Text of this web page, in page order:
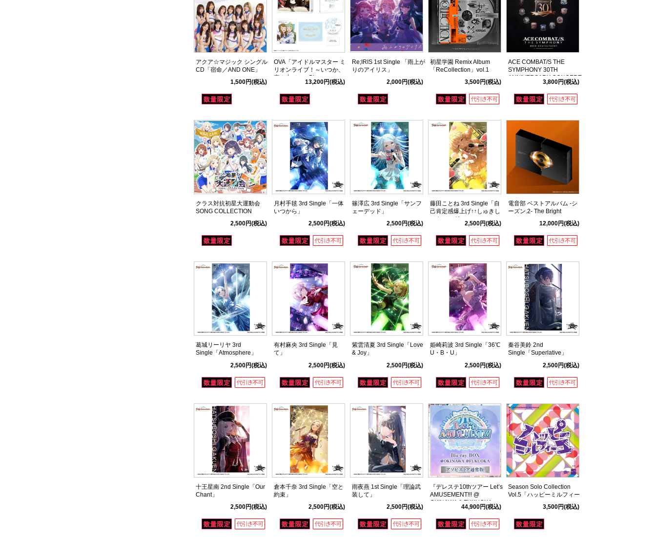
アクア☆マジック シングル
CD「宿命／AND ONE」
1,500円(税込)
OVA「アイドルマスター ミ
リオンライブ！～いつか、
真ん中で～」Blu-ray
13,200円(税込)
Re;IRIS 1st Single 「雨上が
りのアイリス」
2,000円(税込)
初星学園 Remix Album
「ReCollection」vol.1
3,500円(税込)
ACE COMBAT/S THE
SYMPHONY 30TH
ANNIVERSARY CONCERT
3,800円(税込)
クラス対抗初星大運動会
SONG COLLECTION
2,500円(税込)
月村手毬 3rd Single「一体
いつから」
2,500円(税込)
篠澤広 3rd Single「サンフ
ェーデッド」
2,500円(税込)
藤田ことね 3rd Single「自
己肯定感爆上げ↑↑しゅきし
ゅきソング」
2,500円(税込)
電音部 ベストアルバム -シ
ーズン.2- The Bright
12,000円(税込)
葛城リーリヤ 3rd
Single「Atmosphere」
2,500円(税込)
有村麻央 3rd Single「見
て」
2,500円(税込)
紫雲清夏 3rd Single「Love
& Joy」
2,500円(税込)
姫崎莉波 3rd Single「36℃
U・B・U」
2,500円(税込)
秦谷美鈴 2nd
Single「Superlative」
2,500円(税込)
十王星南 2nd Single「Our
Chant」
2,500円(税込)
倉本千奈 3rd Single「空と
約束」
2,500円(税込)
雨夜燕 1st Single「理論武
装して」
2,500円(税込)
『デレステ10thツアー Let’s
AMUSEMENT!!! @
OKINAWA & FUKUOKA』
Blu-ray BOX アソビストア
通常版
44,900円(税込)
Season Solo Collection
Vol.5「ハッピーミルフィー
3,500円(税込)